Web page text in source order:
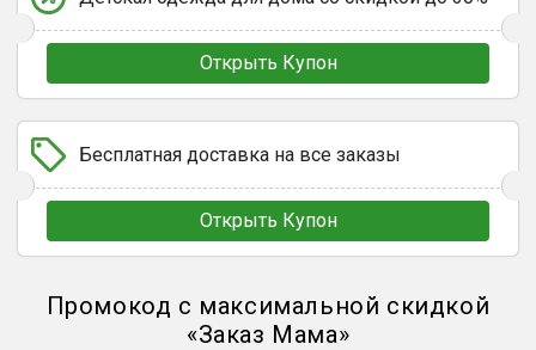
Открыть Купон
Бесплатная доставка на все заказы
Открыть Купон
Промокод с максимальной скидкой
«Заказ Мама»